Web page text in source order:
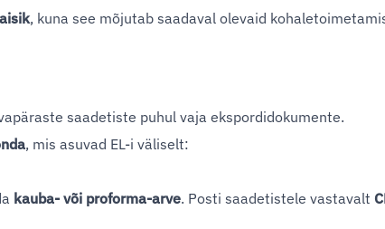
, kuna see mõjutab saadaval olevaid
saadetiste puhul vaja ekspordidokumente.
, mis asuvad EL-i väliselt:
kauba- või proforma-arve. Posti saadetistele vastavalt